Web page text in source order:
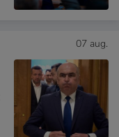
07 aug.